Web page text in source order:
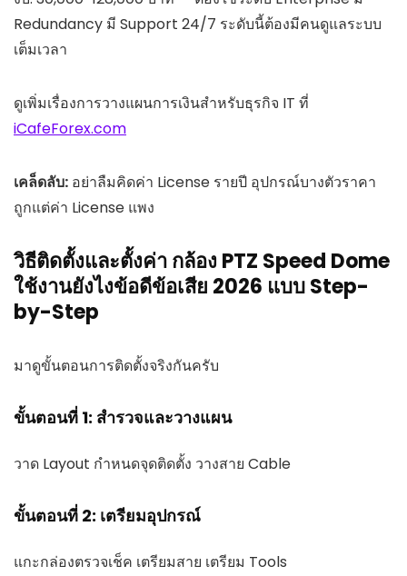
Redundancy มี Support 24/7 ระดับนี้ต้องมีคนดูแลระบบ
เต็มเวลา
ดูเพิ่มเรื่องการวางแผนการเงินสำหรับธุรกิจ IT ที่
iCafeForex.com
เคล็ดลับ: อย่าลืมคิดค่า License รายปี อุปกรณ์บางตัวราคา
ถูกแต่ค่า License แพง
วิธีติดตั้งและตั้งค่า กล้อง PTZ Speed Dome
ใช้งานยังไงข้อดีข้อเสีย 2026 แบบ Step-
by-Step
มาดูขั้นตอนการติดตั้งจริงกันครับ
ขั้นตอนที่ 1: สำรวจและวางแผน
วาด Layout กำหนดจุดติดตั้ง วางสาย Cable
ขั้นตอนที่ 2: เตรียมอุปกรณ์
แกะกล่องตรวจเช็ค เตรียมสาย เตรียม Tools